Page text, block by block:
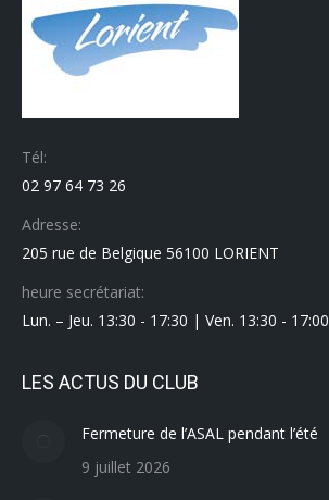
Tél:
02 97 64 73 26
Adresse:
205 rue de Belgique 56100 LORIENT
heure secrétariat:
Lun. – Jeu. 13:30 - 17:30 | Ven. 13:30 - 17:00
LES ACTUS DU CLUB
Fermeture de l’ASAL pendant l’été
9 juillet 2026